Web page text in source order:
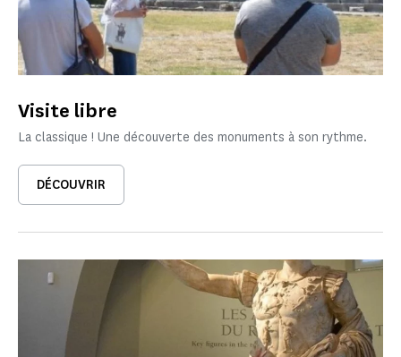
Visite libre
La classique ! Une découverte des monuments à son rythme.
DÉCOUVRIR